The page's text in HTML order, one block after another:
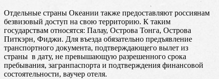
Отдельные страны Океании также предоставляют россиянам
безвизовый доступ на свою территорию. К таким
государствам относятся: Палау, Острова Тонга, Острова
Питкэрн, Фиджи. Для въезда обязательно предъявление
транспортного документа, подтверждающего вылет из
страны в дату, не превышающую разрешенного срока
пребывания, загранпаспорта и подтверждения финансовой
состоятельности, ваучер отеля.